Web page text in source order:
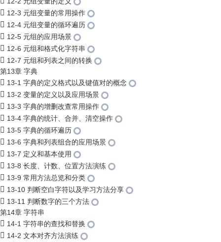
12-3 元组变量的常用操作
12-4 元组变量的循环遍历
12-5 元组的应用场景
12-6 元组和格式化字符串
12-7 元组和列表之间的转换
第13章 字典
13-1 字典的定义格式以及键值对的概念
13-2 变量的定义以及应用场景
13-3 字典的增删改查常用操作
13-4 字典的统计、合并、清空操作
13-5 字典的循环遍历
13-6 字典和列表组合的应用场景
13-7 定义和基本使用
13-8 长度、计数、位置方法演练
13-9 常用方法总览和分类
13-10 判断空白字符以及学习方法分享
13-11 判断数字的三个方法
第14章 字符串
14-1 字符串的查找和替换
14-2 文本对齐方法演练